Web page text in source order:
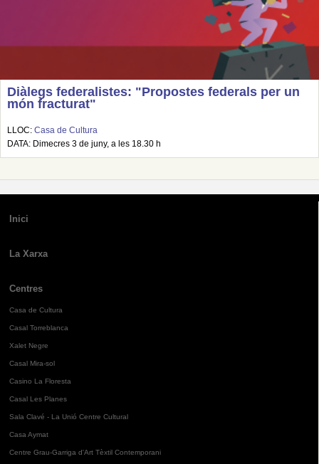
Diàlegs federalistes: "Propostes federals per un
món fracturat"
LLOC: Casa de Cultura
DATA: Dimecres 3 de juny, a les 18.30 h
Inici
La Xarxa
Centres
Casa de Cultura
Casal Torreblanca
Xalet Negre
Casal Mira-sol
Casino La Floresta
Casal Les Planes
Sala Clavé - La Unió Centre Cultural
Casa Aymat
Centre Grau-Garriga d'Art Tèxtil Contemporani